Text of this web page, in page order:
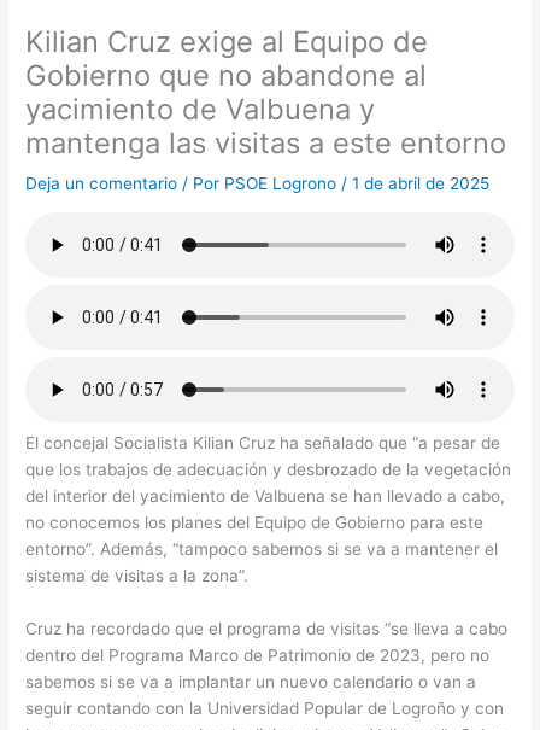
Kilian Cruz exige al Equipo de
Gobierno que no abandone al
yacimiento de Valbuena y
mantenga las visitas a este entorno
Deja un comentario / Por PSOE Logrono/1 de abril de 2025
El concejal Socialista Kilian Cruz ha señalado que “a pesar de
que los trabajos de adecuación y desbrozado de la vegetación
del interior del yacimiento de Valbuena se han llevado a cabo,
no conocemos los planes del Equipo de Gobierno para este
entorno”. Además, “tampoco sabemos si se va a mantener el
sistema de visitas a la zona”.
Cruz ha recordado que el programa de visitas “se lleva a cabo
dentro del Programa Marco de Patrimonio de 2023, pero no
sabemos si se va a implantar un nuevo calendario o van a
seguir contando con la Universidad Popular de Logroño y con